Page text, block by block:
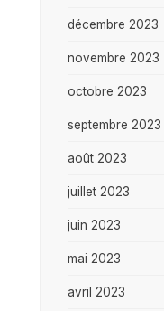
décembre 2023
novembre 2023
octobre 2023
septembre 2023
août 2023
juillet 2023
juin 2023
mai 2023
avril 2023